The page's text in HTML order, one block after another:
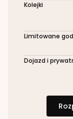
Kolejki
Limitowane
Dojazd i